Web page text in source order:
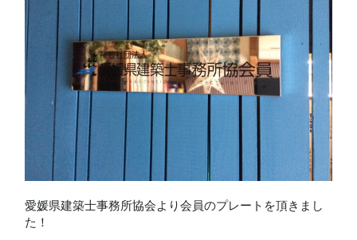
愛媛県建築士事務所協会より会員のプレートを頂きまし
た！